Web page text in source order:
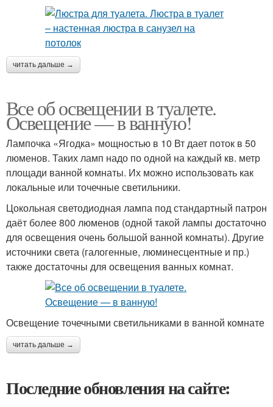
читать дальше →
Все об освещении в туалете.
Освещение — в ванную!
Лампочка «Ягодка» мощностью в 10 Вт дает поток в 50
люменов. Таких ламп надо по одной на каждый кв. метр
площади ванной комнаты. Их можно использовать как
локальные или точечные светильники.
Цокольная светодиодная лампа под стандартный патрон
даёт более 800 люменов (одной такой лампы достаточно
для освещения очень большой ванной комнаты). Другие
источники света (галогенные, люминесцентные и пр.)
также достаточны для освещения ванных комнат.
Освещение точечными светильниками в ванной комнате
читать дальше →
Последние обновления на сайте: